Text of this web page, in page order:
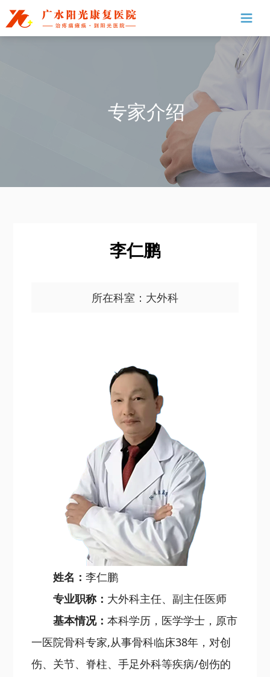
专家介绍
李仁鹏
所在科室：大外科
姓名：李仁鹏
专业职称： 大外科主任、副主任医师
基本情况：本科学历，医学学士，原市
一医院骨科专家,从事骨科临床38年，对创
伤、关节、脊柱、手足外科等疾病/创伤的